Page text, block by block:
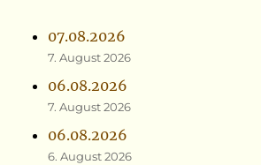
07.08.2026
7. August 2026
06.08.2026
7. August 2026
06.08.2026
6. August 2026